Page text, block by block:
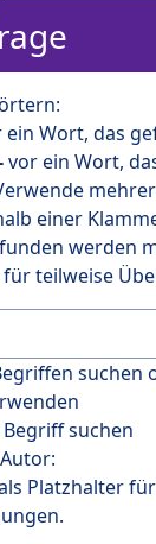
ein Wort, das
vor ein Wort,
einer
werden
teilweise
suchen
suchen
Platzhalter